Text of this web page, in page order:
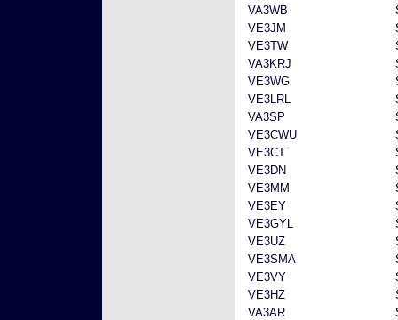
VA3WB
VE3JM
VE3TW
VA3KRJ
VE3WG
VE3LRL
VA3SP
VE3CWU
VE3CT
VE3DN
VE3MM
VE3EY
VE3GYL
VE3UZ
VE3SMA
VE3VY
VE3HZ
VA3AR